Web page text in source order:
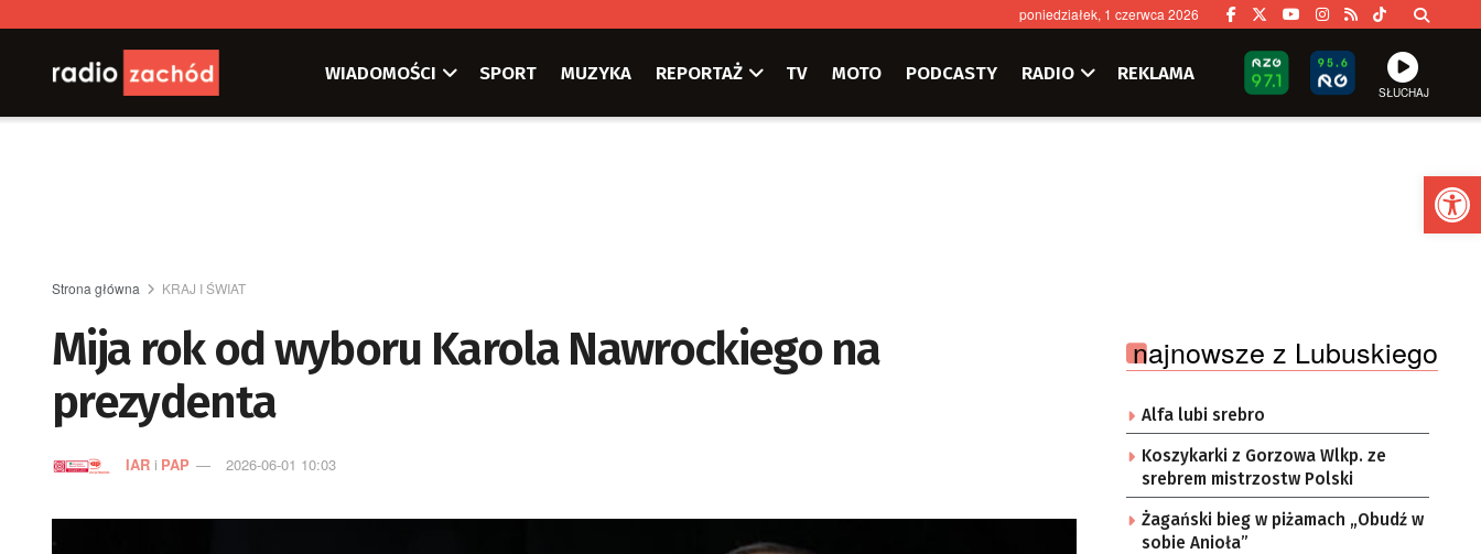
poniedziałek, 1 czerwca 2026
WIADOMOŚCI SPORT MUZYKA REPORTAŻ TV MOTO PODCASTY RADIO REKLAMA
SŁUCHAJ
Strona główna KRAJ I ŚWIAT
Mija rok od wyboru Karola Nawrockiego na
prezydenta
IAR i PAP 2026-06-01 10:03
najnowsze z Lubuskiego
Alfa lubi srebro
Koszykarki z Gorzowa Wlkp. ze
srebrem mistrzostw Polski
Żagański bieg w piżamach „Obudź w
sobie Anioła”